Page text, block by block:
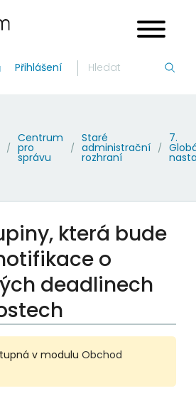
Přihlášení
/
Centrum
pro
správu
/
Staré
administrační
rozhraní
/
7.
která bude
o
deadlinech
v modulu Obchod